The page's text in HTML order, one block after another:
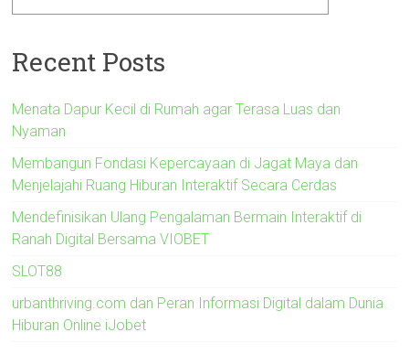
Recent Posts
Menata Dapur Kecil di Rumah agar Terasa Luas dan
Nyaman
Membangun Fondasi Kepercayaan di Jagat Maya dan
Menjelajahi Ruang Hiburan Interaktif Secara Cerdas
Mendefinisikan Ulang Pengalaman Bermain Interaktif di
Ranah Digital Bersama VIOBET
SLOT88
urbanthriving.com dan Peran Informasi Digital dalam Dunia
Hiburan Online iJobet